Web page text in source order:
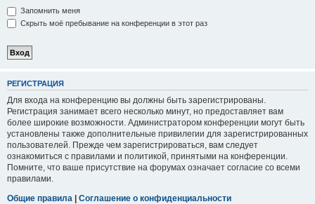
Запомнить меня
Скрыть моё пребывание на конференции в этот раз
РЕГИСТРАЦИЯ
Для входа на конференцию вы должны быть зарегистрированы.
Регистрация занимает всего несколько минут, но предоставляет вам
более широкие возможности. Администратором конференции могут быть
установлены также дополнительные привилегии для зарегистрированных
пользователей. Прежде чем зарегистрироваться, вам следует
ознакомиться с правилами и политикой, принятыми на конференции.
Помните, что ваше присутствие на форумах означает согласие со всеми
правилами.
Общие правила | Соглашение о конфиденциальности